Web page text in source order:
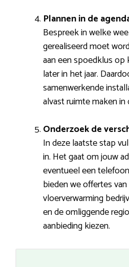
Plannen in de
Bespreek in welke
gerealiseerd moet
aan een spoedklus
later in het jaar.
samenwerkende
alvast ruimte maken in
Onderzoek de
In deze laatste stap
in. Het gaat om jouw
eventueel een
bieden we offertes
vloerverwarming
en de omliggende
aanbieding kiezen.